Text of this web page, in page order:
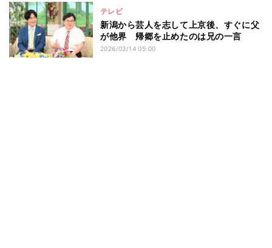
テレビ
新潟から芸人を志して上京後、すぐに父
が他界 帰郷を止めたのは兄の一言
2026/03/14 05:00